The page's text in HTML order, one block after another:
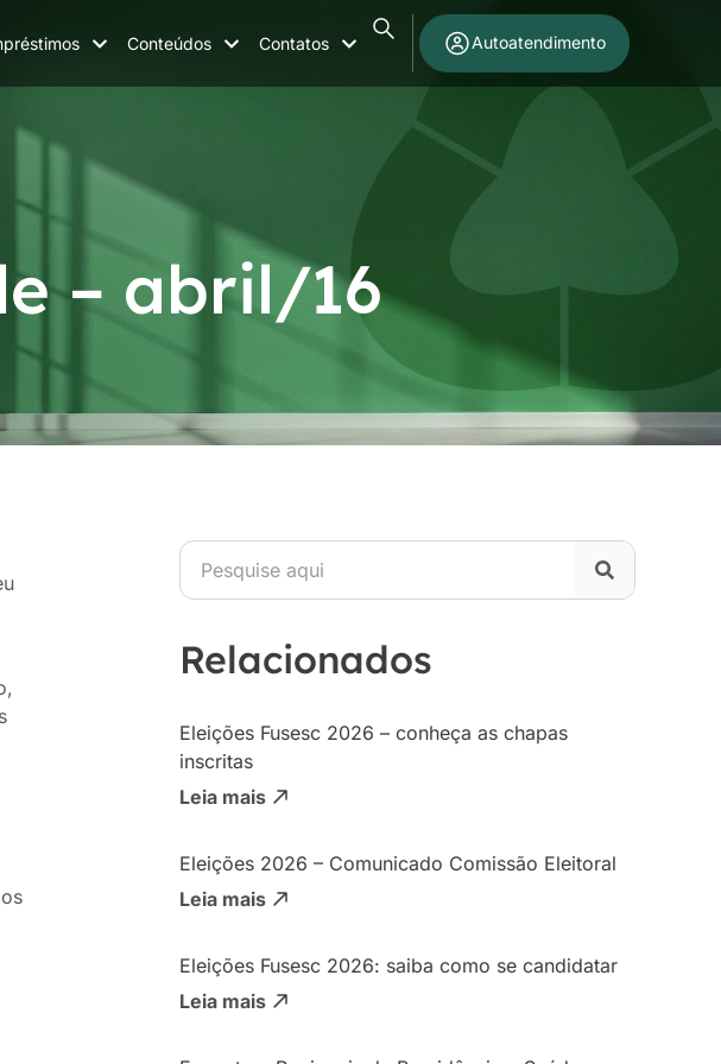
Conteúdos Contatos Autoatendimento
– abril/16
Relacionados
Eleições Fusesc 2026 – conheça as chapas
inscritas
Leia mais
Eleições 2026 – Comunicado Comissão Eleitoral
Leia mais
Eleições Fusesc 2026: saiba como se candidatar
Leia mais